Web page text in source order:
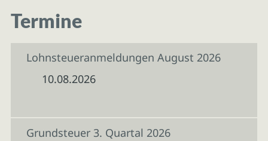
Termine
Lohnsteueranmeldungen August 2026
10.08.2026
Grundsteuer 3. Quartal 2026